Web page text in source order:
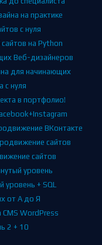
на практике
с нуля
на Python
Веб-дизайнеров
для начинающих
с нуля
в портфолио!
ВКонтакте
сайтов
сайтов
уровень
уровень + SQL
от А до Я
CMS WordPress
2 + 10